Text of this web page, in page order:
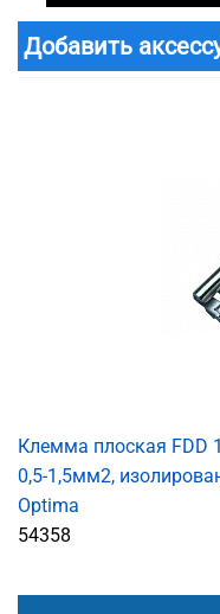
Добавить
Клемма плоская FDD
0,5-1,5мм2,
Optima
54358